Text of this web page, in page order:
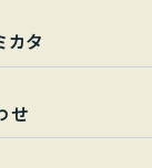
カタ
せ